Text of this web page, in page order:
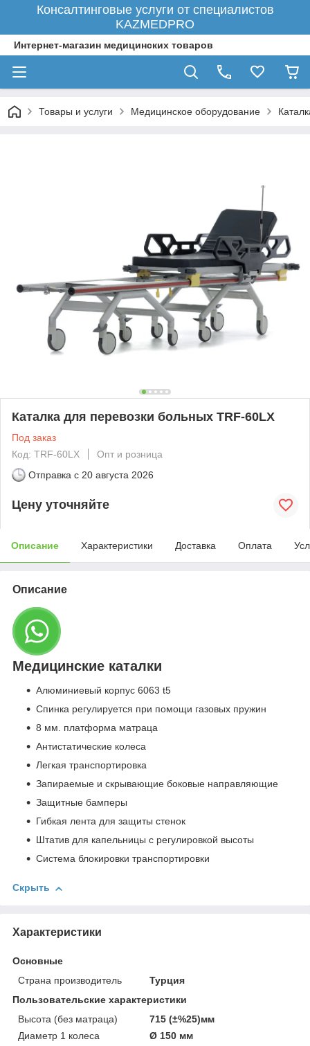
Консалтинговые услуги от специалистов
KAZMEDPRO
Интернет-магазин медицинских товаров
Товары и услуги Медицинское оборудование
Каталка для перевозки больных TRF-60LX
Под заказ
Код: TRF-60LX
Опт и розница
Отправка с 20 августа 2026
Цену уточняйте
Описание Характеристики Доставка Оплата
Описание
Медицинские каталки
Алюминиевый корпус 6063 t5
Спинка регулируется при помощи газовых пружин
8 мм. платформа матраца
Антистатические колеса
Легкая транспортировка
Запираемые и скрывающие боковые направляющие
Защитные бамперы
Гибкая лента для защиты стенок
Штатив для капельницы с регулировкой высоты
Система блокировки транспортировки
Скрыть
Характеристики
Основные
Страна производитель
Турция
Пользовательские характеристики
Высота (без матраца)
715 (±%25)мм
Диаметр 1 колеса
Ø 150 мм